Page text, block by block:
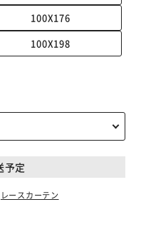
100X176
100X198
予定
レースカーテン